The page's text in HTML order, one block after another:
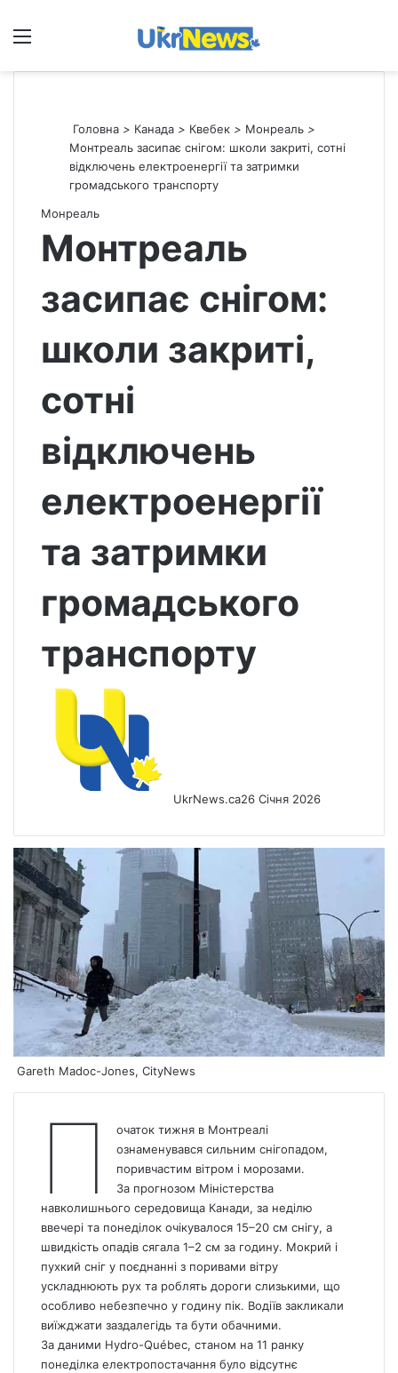
Меню
Головна > Канада > Квебек > Монреаль >
Монтреаль засипає снігом: школи закриті, сотні
відключень електроенергії та затримки
громадського транспорту
Монреаль
Монтреаль
засипає снігом:
школи закриті,
сотні
відключень
електроенергії
та затримки
громадського
транспорту
UkrNews.ca26 Січня 2026
Gareth Madoc-Jones, CityNews
П
очаток тижня в Монтреалі
ознаменувався сильним снігопадом,
поривчастим вітром і морозами.
За прогнозом Міністерства
навколишнього середовища Канади, за неділю
ввечері та понеділок очікувалося 15–20 см снігу, а
швидкість опадів сягала 1–2 см за годину. Мокрий і
пухкий сніг у поєднанні з поривами вітру
ускладнюють рух та роблять дороги слизькими, що
особливо небезпечно у годину пік. Водіїв закликали
виїжджати заздалегідь та бути обачними.
За даними Hydro-Québec, станом на 11 ранку
понеділка електропостачання було відсутнє